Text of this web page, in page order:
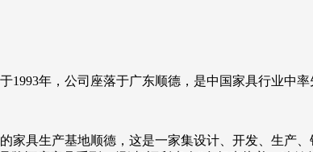
年，公司座落于广东顺德，是中国家具行业中率
家具生产基地顺德，这是一家集设计、开发、生产